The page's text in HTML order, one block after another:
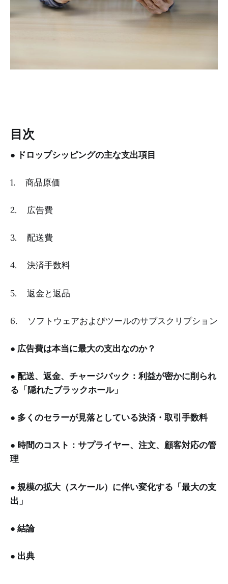
目次
● ドロップシッピングの主な支出項目
1. 商品原価
2. 広告費
3. 配送費
4. 決済手数料
5. 返金と返品
6. ソフトウェアおよびツールのサブスクリプション
● 広告費は本当に最大の支出なのか？
● 配送、返金、チャージバック：利益が密かに削られ
る「隠れたブラックホール」
● 多くのセラーが見落としている決済・取引手数料
● 時間のコスト：サプライヤー、注文、顧客対応の管
理
● 規模の拡大（スケール）に伴い変化する「最大の支
出」
● 結論
● 出典